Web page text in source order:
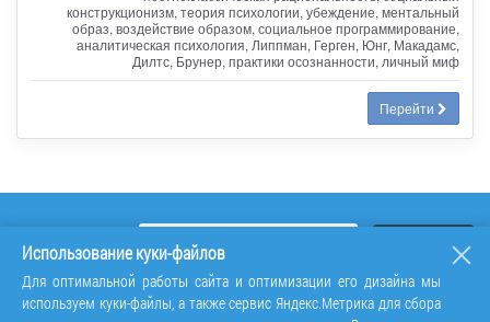
конструкционизм, теория психологии, убеждение, ментальный
образ, воздействие образом, социальное программирование,
аналитическая психология, Липпман, Герген, Юнг, Макадамс,
Дилтс, Брунер, практики осознанности, личный миф
Перейти
Использование куки-файлов
Для оптимальной работы сайта и оптимизации его дизайна мы
используем куки-файлы, а также сервис Яндекс.Метрика для сбора